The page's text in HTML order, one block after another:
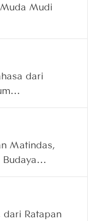
Mudi
dari
Matindas,
dari Ratapan